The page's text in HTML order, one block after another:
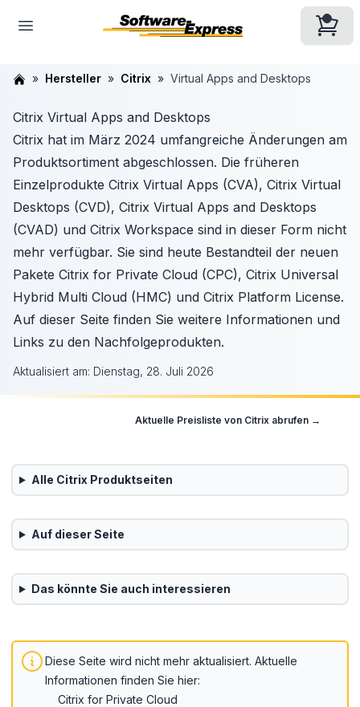
Hersteller Citrix Virtual Apps and Desktops
Citrix Virtual Apps and Desktops
Citrix hat im März 2024 umfangreiche Änderungen am
Produktsortiment abgeschlossen. Die früheren
Einzelprodukte Citrix Virtual Apps (CVA), Citrix Virtual
Desktops (CVD), Citrix Virtual Apps and Desktops
(CVAD) und Citrix Workspace sind in dieser Form nicht
mehr verfügbar. Sie sind heute Bestandteil der neuen
Pakete Citrix for Private Cloud (CPC), Citrix Universal
Hybrid Multi Cloud (HMC) und Citrix Platform License.
Auf dieser Seite finden Sie weitere Informationen und
Links zu den Nachfolgeprodukten.
Aktualisiert am: Dienstag, 28. Juli 2026
Aktuelle Preisliste von Citrix abrufen →
Alle Citrix Produktseiten
Auf dieser Seite
Das könnte Sie auch interessieren
Diese Seite wird nicht mehr aktualisiert. Aktuelle
Informationen finden Sie hier:
Citrix for Private Cloud